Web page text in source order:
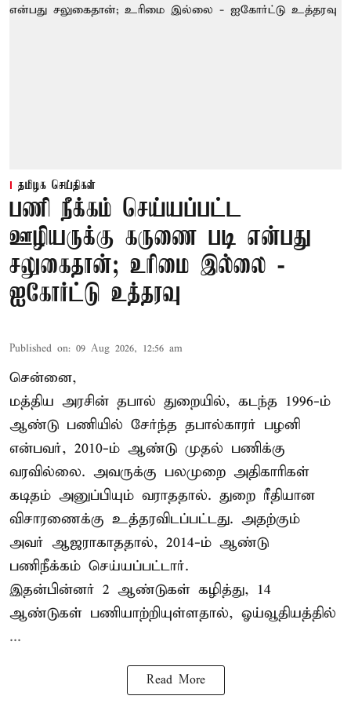
தமிழக செய்திகள்
பணி நீக்கம் செய்யப்பட்ட
ஊழியருக்கு கருணை படி என்பது
சலுகைதான்; உரிமை இல்லை -
ஐகோர்ட்டு உத்தரவு
Published on: 09 Aug 2026, 12:56 am
சென்னை,
மத்திய அரசின் தபால் துறையில், கடந்த 1996-ம்
ஆண்டு பணியில் சேர்ந்த தபால்காரர் பழனி
என்பவர், 2010-ம் ஆண்டு முதல் பணிக்கு
வரவில்லை. அவருக்கு பலமுறை அதிகாரிகள்
கடிதம் அனுப்பியும் வராததால். துறை ரீதியான
விசாரணைக்கு உத்தரவிடப்பட்டது. அதற்கும்
அவர் ஆஜராகாததால், 2014-ம் ஆண்டு
பணிநீக்கம் செய்யப்பட்டார்.
இதன்பின்னர் 2 ஆண்டுகள் கழித்து, 14
ஆண்டுகள் பணியாற்றியுள்ளதால், ஓய்வூதியத்தில்
...
Read More